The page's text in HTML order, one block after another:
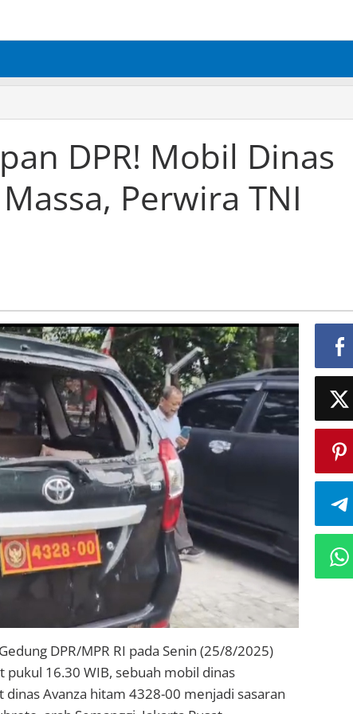
DPR! Mobil Dinas
Perwira TNI
DPR/MPR RI pada Senin (25/8/2025)
16.30 WIB, sebuah mobil dinas
Avanza hitam 4328-00 menjadi sasaran